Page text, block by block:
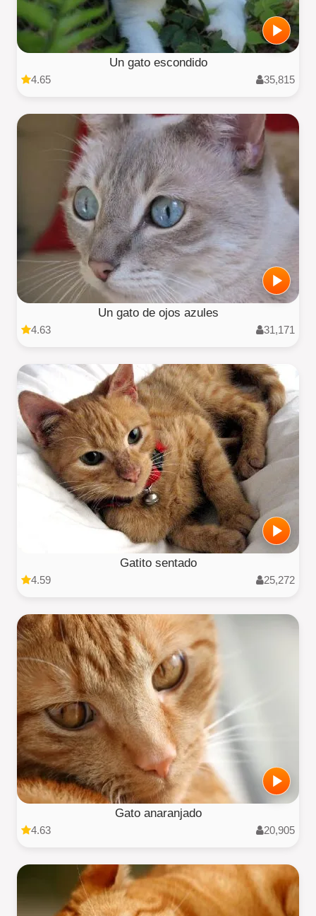
Un gato escondido
4.65 35,815
Un gato de ojos azules
4.63 31,171
Gatito sentado
4.59 25,272
Gato anaranjado
4.63 20,905